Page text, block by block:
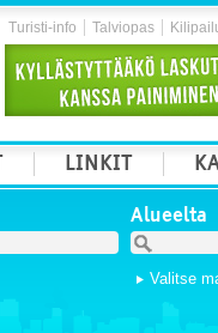
Turisti-info Talviopas
LINKIT
Alueelta
Valitse